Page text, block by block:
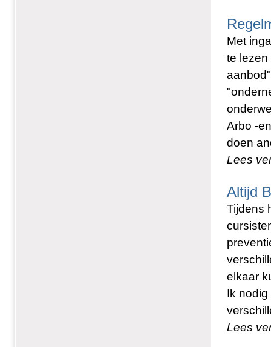
Met
te lezen
Arbo -
doen
Lees
Altijd B
Tijdens
elkaar
Ik
Lees